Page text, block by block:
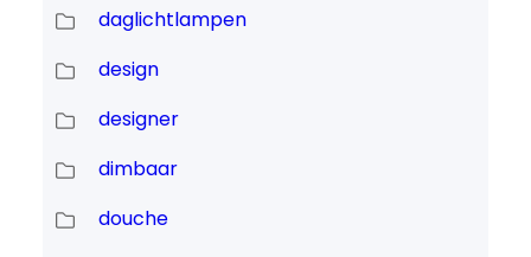
daglichtlampen
design
designer
dimbaar
douche